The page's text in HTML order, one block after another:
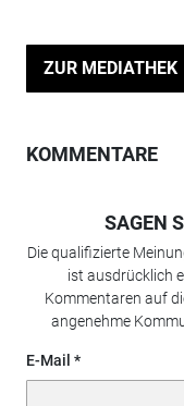
ZUR MEDIATHEK
KOMMENTARE
SAGEN
Die qualifizierte
ist ausdrücklich
Kommentaren auf
angenehme
E-Mail